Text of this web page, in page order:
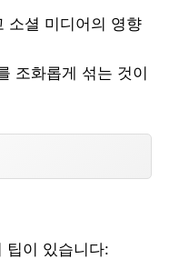
소셜 미디어의 영향
조화롭게 섞는 것이
팁이 있습니다: